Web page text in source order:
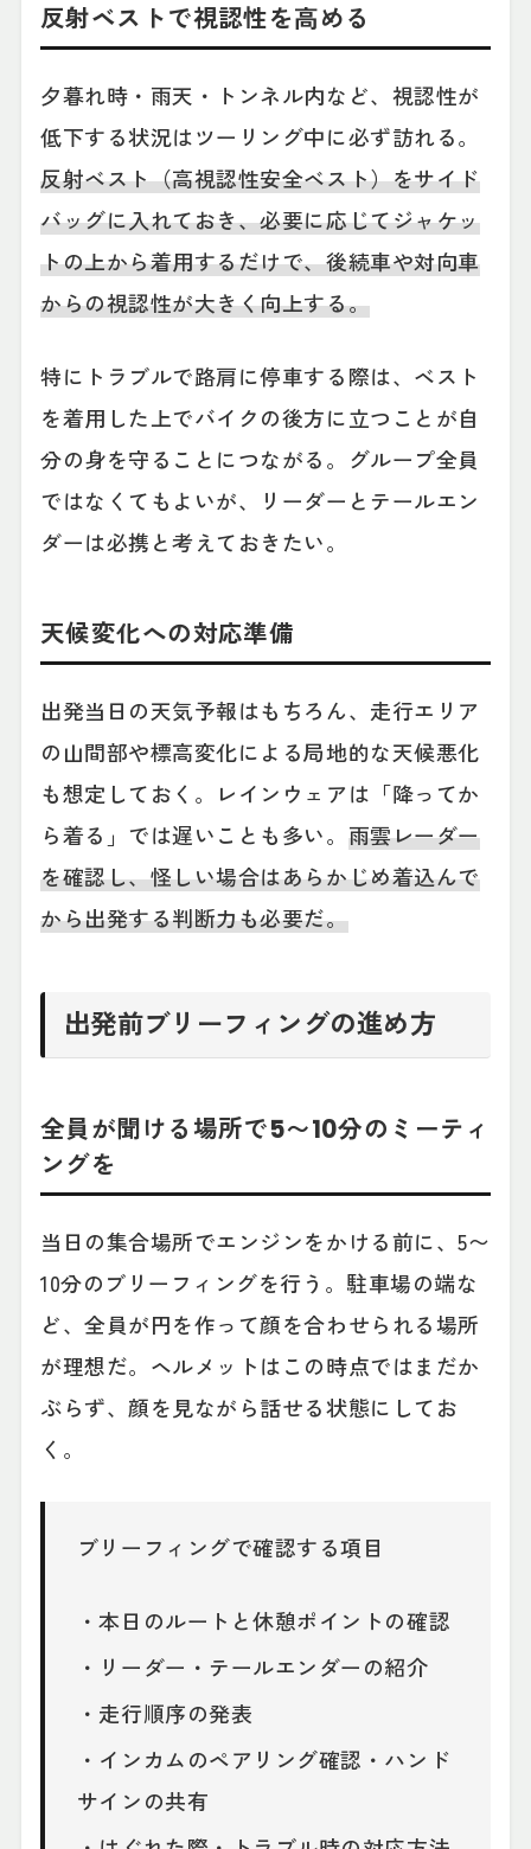
反射ベストで視認性を高める
夕暮れ時・雨天・トンネル内など、視認性が
低下する状況はツーリング中に必ず訪れる。
反射ベスト（高視認性安全ベスト）をサイド
バッグに入れておき、必要に応じてジャケッ
トの上から着用するだけで、後続車や対向車
からの視認性が大きく向上する。
特にトラブルで路肩に停車する際は、ベスト
を着用した上でバイクの後方に立つことが自
分の身を守ることにつながる。グループ全員
ではなくてもよいが、リーダーとテールエン
ダーは必携と考えておきたい。
天候変化への対応準備
出発当日の天気予報はもちろん、走行エリア
の山間部や標高変化による局地的な天候悪化
も想定しておく。レインウェアは「降ってか
ら着る」では遅いことも多い。 雨雲レーダー
を確認し、怪しい場合はあらかじめ着込んで
から出発する判断力も必要だ。
出発前ブリーフィングの進め方
全員が聞ける場所で5〜10分のミーティ
ングを
当日の集合場所でエンジンをかける前に、5〜
10分のブリーフィングを行う。駐車場の端な
ど、全員が円を作って顔を合わせられる場所
が理想だ。ヘルメットはこの時点ではまだか
ぶらず、顔を見ながら話せる状態にしてお
く。
ブリーフィングで確認する項目
・本日のルートと休憩ポイントの確認
・リーダー・テールエンダーの紹介
・走行順序の発表
・インカムのペアリング確認・ハンド
サインの共有